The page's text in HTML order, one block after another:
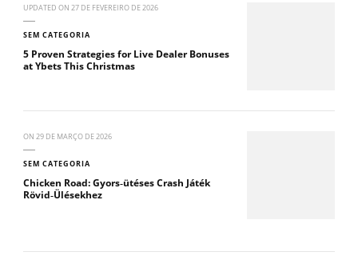
UPDATED ON 27 DE FEVEREIRO DE 2026
SEM CATEGORIA
5 Proven Strategies for Live Dealer Bonuses
at Ybets This Christmas
ON 29 DE MARÇO DE 2026
SEM CATEGORIA
Chicken Road: Gyors‑ütéses Crash Játék
Rövid‑Ülésekhez